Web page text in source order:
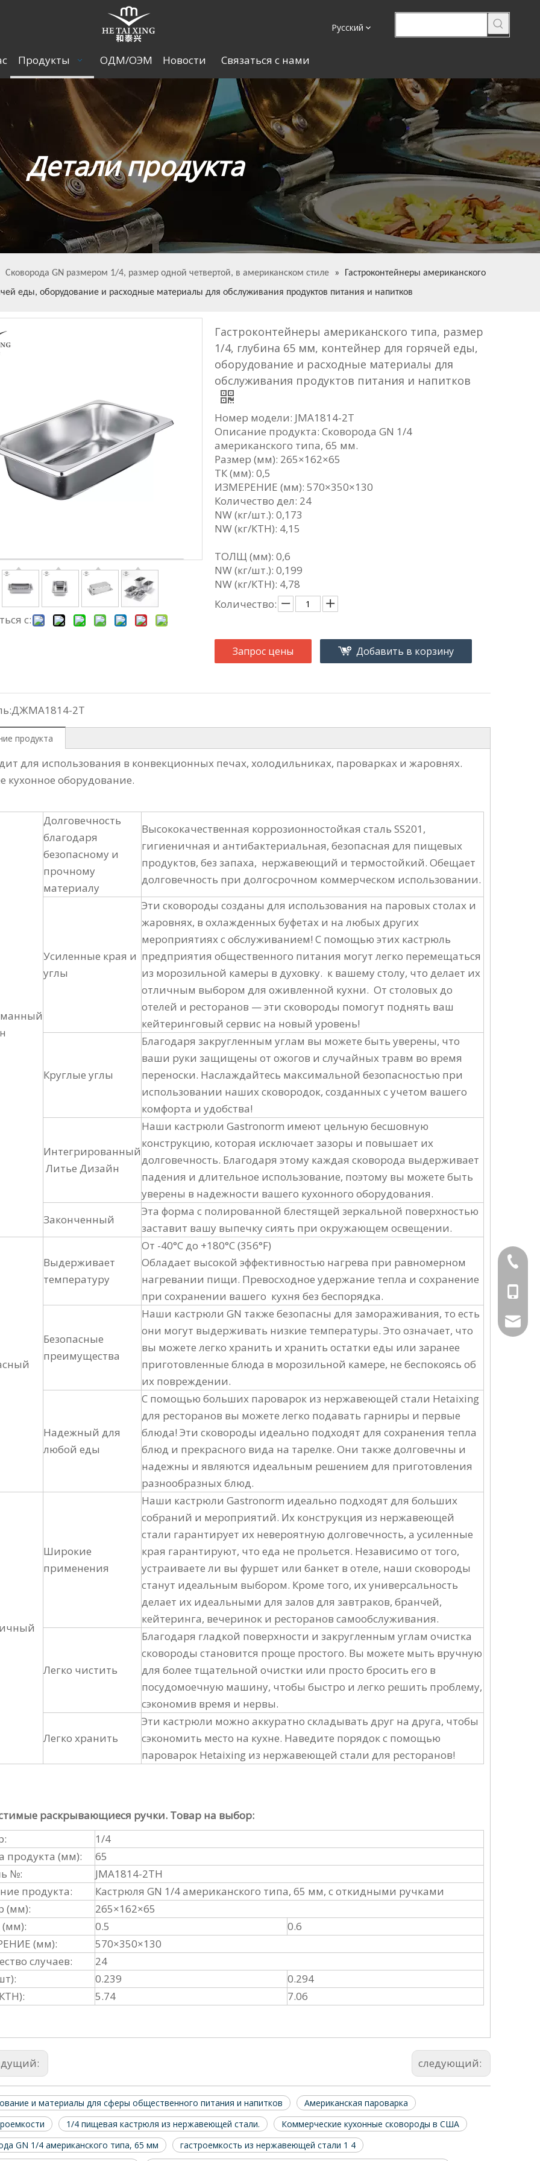
Продукты ОДМ/ОЭМ Новости Связаться с нами
Pусский
Детали продукта
Сковорода GN размером 1/4, размер одной четвертой, в американском стиле »
Гастроконтейнеры американского
еды, оборудование и расходные материалы для обслуживания продуктов питания и напитков
с:
Гастроконтейнеры американского типа, размер
1/4, глубина 65 мм, контейнер для горячей еды,
оборудование и расходные материалы для
обслуживания продуктов питания и напитков
Номер модели: JMA1814-2T
Описание продукта: Сковорода GN 1/4
американского типа, 65 мм.
Размер (мм): 265×162×65
ТК (мм): 0,5
ИЗМЕРЕНИЕ (мм): 570×350×130
Количество дел: 24
NW (кг/шт.): 0,173
NW (кг/КТН): 4,15
ТОЛЩ (мм): 0,6
NW (кг/шт.): 0,199
NW (кг/КТН): 4,78
Количество:
Запрос цены Добавить в корзину
ДЖМА1814-2Т
продукта
для использования в конвекционных печах, холодильниках, пароварках и жаровнях.
кухонное оборудование.
Долговечность
благодаря
безопасному и
прочному
материалу
Высококачественная коррозионностойкая сталь SS201,
гигиеничная и антибактериальная, безопасная для пищевых
продуктов, без запаха, нержавеющий и термостойкий. Обещает
долговечность при долгосрочном коммерческом использовании.
Усиленные края и
углы
Эти сковороды созданы для использования на паровых столах и
жаровнях, в охлажденных буфетах и ​​на любых других
мероприятиях с обслуживанием! С помощью этих кастрюль
предприятия общественного питания могут легко перемещаться
из морозильной камеры в духовку. к вашему столу, что делает их
отличным выбором для оживленной кухни. От столовых до
отелей и ресторанов — эти сковороды помогут поднять ваш
кейтеринговый сервис на новый уровень!
Круглые углы
Благодаря закругленным углам вы можете быть уверены, что
ваши руки защищены от ожогов и случайных травм во время
переноски. Наслаждайтесь максимальной безопасностью при
использовании наших сковородок, созданных с учетом вашего
комфорта и удобства!
Интегрированный
Литье Дизайн
Наши кастрюли Gastronorm имеют цельную бесшовную
конструкцию, которая исключает зазоры и повышает их
долговечность. Благодаря этому каждая сковорода выдерживает
падения и длительное использование, поэтому вы можете быть
уверены в надежности вашего кухонного оборудования.
Законченный
Эта форма с полированной блестящей зеркальной поверхностью
заставит вашу выпечку сиять при окружающем освещении.
Выдерживает
температуру
От -40°C до +180°C (356°F)
Обладает высокой эффективностью нагрева при равномерном
нагревании пищи. Превосходное удержание тепла и сохранение
при сохранении вашего кухня без беспорядка.
Безопасные
преимущества
Наши кастрюли GN также безопасны для замораживания, то есть
они могут выдерживать низкие температуры. Это означает, что
вы можете легко хранить и хранить остатки еды или заранее
приготовленные блюда в морозильной камере, не беспокоясь об
их повреждении.
Надежный для
любой еды
С помощью больших пароварок из нержавеющей стали Hetaixing
для ресторанов вы можете легко подавать гарниры и первые
блюда! Эти сковороды идеально подходят для сохранения тепла
блюд и прекрасного вида на тарелке. Они также долговечны и
надежны и являются идеальным решением для приготовления
разнообразных блюд.
Широкие
применения
Наши кастрюли Gastronorm идеально подходят для больших
собраний и мероприятий. Их конструкция из нержавеющей
стали гарантирует их невероятную долговечность, а усиленные
края гарантируют, что еда не прольется. Независимо от того,
устраиваете ли вы фуршет или банкет в отеле, наши сковороды
станут идеальным выбором. Кроме того, их универсальность
делает их идеальными для залов для завтраков, бранчей,
кейтеринга, вечеринок и ресторанов самообслуживания.
Легко чистить
Благодаря гладкой поверхности и закругленным углам очистка
сковороды становится проще простого. Вы можете мыть вручную
для более тщательной очистки или просто бросить его в
посудомоечную машину, чтобы быстро и легко решить проблему,
сэкономив время и нервы.
Легко хранить
Эти кастрюли можно аккуратно складывать друг на друга, чтобы
сэкономить место на кухне. Наведите порядок с помощью
пароварок Hetaixing из нержавеющей стали для ресторанов!
раскрывающиеся ручки. Товар на выбор:
1/4
продукта (мм):
65
№:
JMA1814-2TH
продукта:
Кастрюля GN 1/4 американского типа, 65 мм, с откидными ручками
(мм):
265×162×65
0.5
0.6
(мм):
570×350×130
случаев:
24
0.239
0.294
5.74 7.06
следующий:
и материалы для сферы общественного питания и напитков
Американская пароварка
1/4 пищевая кастрюля из нержавеющей стали.
Коммерческие кухонные сковороды в США
GN 1/4 американского типа, 65 мм
гастроемкость из нержавеющей стали 1 4
+86-